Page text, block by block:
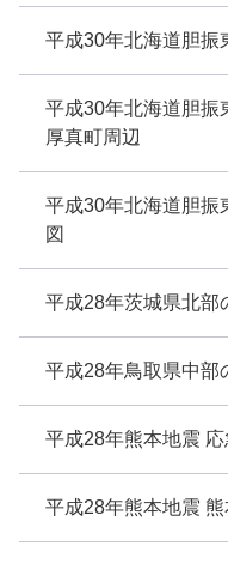
平成30年北海道胆振
平成30年北海道胆振
厚真町周辺
平成30年北海道胆振
図
平成28年茨城県北部
平成28年鳥取県中部
平成28年熊本地震
平成28年熊本地震 熊